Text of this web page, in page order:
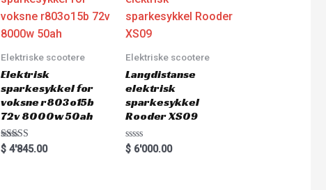
Elektriske scootere
Elektrisk
sparkesykkel for
voksne r803o15b
72v 8000w 50ah
Rated
5.00
$ 4'845.00
Elektriske scootere
Langdistanse
elektrisk
sparkesykkel
Rooder XS09
Rated
0
$ 6'000.00